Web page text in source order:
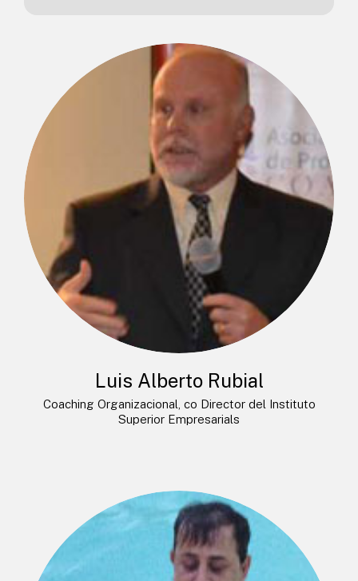
Luis Alberto Rubial
Coaching Organizacional, co Director del Instituto
Superior Empresarials